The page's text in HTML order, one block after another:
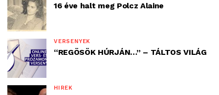
16 éve halt meg Polcz Alaine
VERSENYEK
“REGÖSÖK HÚRJÁN…” – TÁLTOS VILÁG
HÍREK